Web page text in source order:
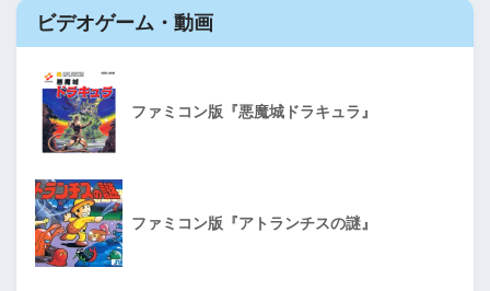
ビデオゲーム・動画
ファミコン版『悪魔城ドラキュラ』
ファミコン版『アトランチスの謎』